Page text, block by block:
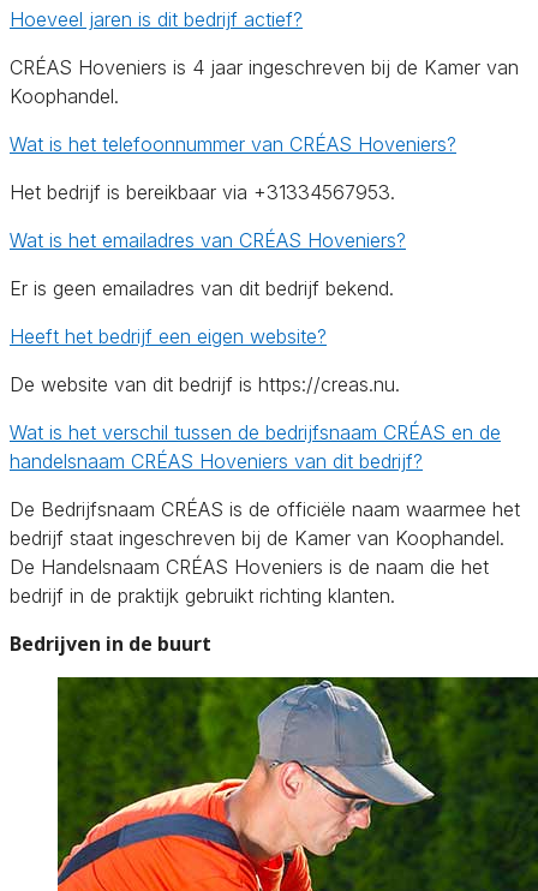
Hoeveel jaren is dit bedrijf actief?
CRÉAS Hoveniers is 4 jaar ingeschreven bij de Kamer van
Koophandel.
Wat is het telefoonnummer van CRÉAS Hoveniers?
Het bedrijf is bereikbaar via +31334567953.
Wat is het emailadres van CRÉAS Hoveniers?
Er is geen emailadres van dit bedrijf bekend.
Heeft het bedrijf een eigen website?
De website van dit bedrijf is https://creas.nu.
Wat is het verschil tussen de bedrijfsnaam CRÉAS en de
handelsnaam CRÉAS Hoveniers van dit bedrijf?
De Bedrijfsnaam CRÉAS is de officiële naam waarmee het
bedrijf staat ingeschreven bij de Kamer van Koophandel.
De Handelsnaam CRÉAS Hoveniers is de naam die het
bedrijf in de praktijk gebruikt richting klanten.
Bedrijven in de buurt